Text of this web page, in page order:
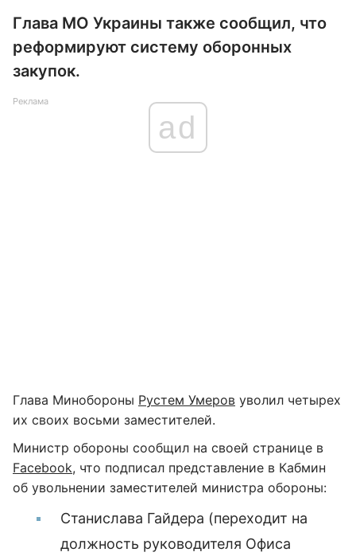
Глава МО Украины также сообщил, что
реформируют систему оборонных
закупок.
Реклама
ad
Глава Минобороны Рустем Умеров уволил четырех
их своих восьми заместителей.
Министр обороны сообщил на своей странице в
Facebook, что подписал представление в Кабмин
об увольнении заместителей министра обороны:
Станислава Гайдера (переходит на
должность руководителя Офиса